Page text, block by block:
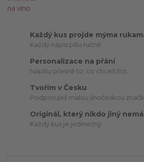
Každý kus projde mýma
Každý nápis píšu ručně.
Personalizace na přání
Napíšu přesně to, co chceš říct.
Tvořím v Česku
Podporuješ malou jihočeskou
Originál, který nikdo jiný nemá
Každý kus je jedinečný.